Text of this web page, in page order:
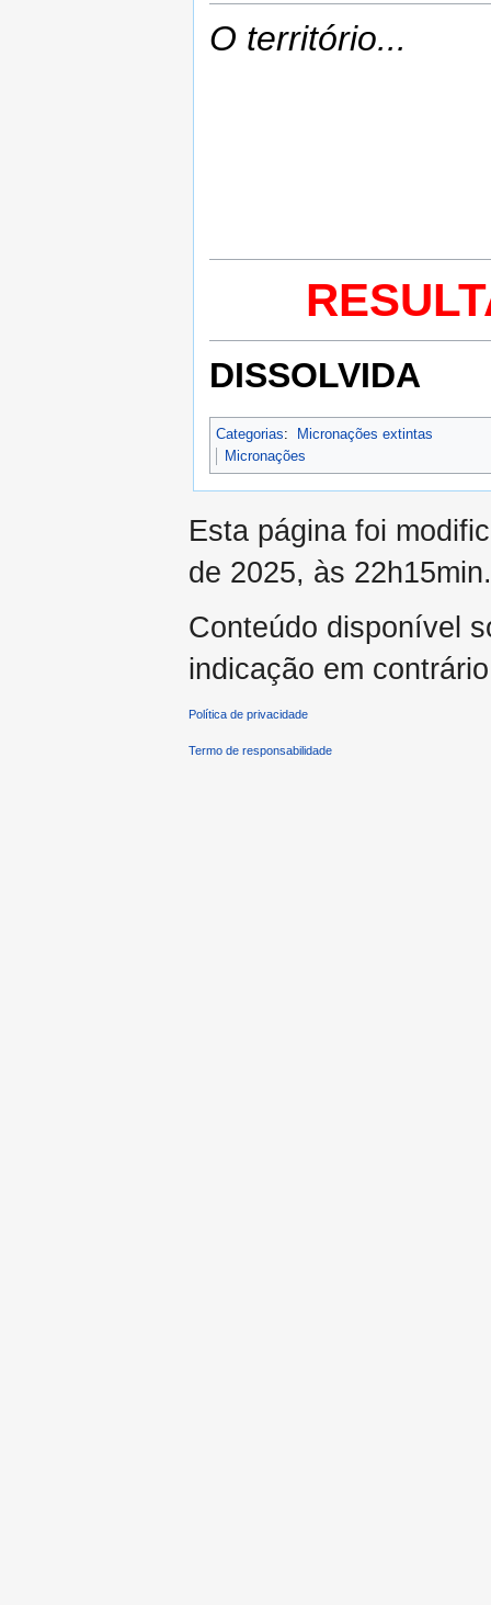
O território...
DISSOLVIDA
Categorias:
Micronações extintas
Micronações
Esta página foi
de 2025, às 22h15min.
Conteúdo disponível
indicação em
Política de privacidade
Termo de responsabilidade